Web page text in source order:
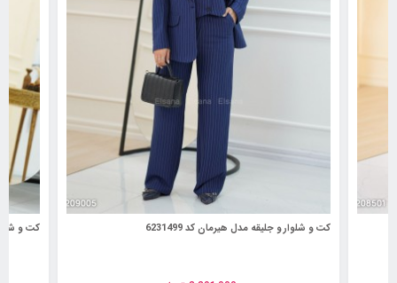
کت و شلوار و جلیقه مدل هیرمان کد 6231499 کت و شلوار